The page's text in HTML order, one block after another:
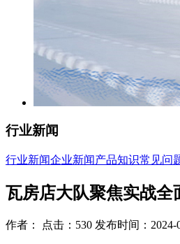
行业新闻
行业新闻企业新闻产品知识常见问
瓦房店大队聚焦实战全
作者： 点击：530 发布时间：2024-